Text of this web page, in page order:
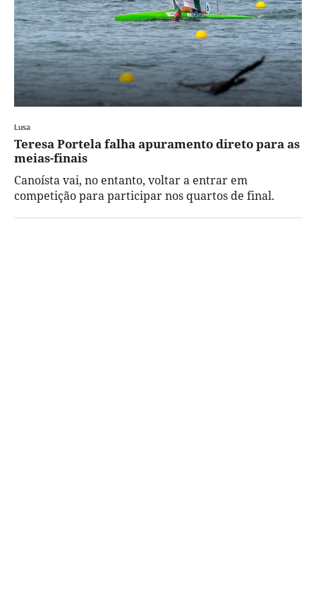
Lusa
Teresa Portela falha apuramento direto para as
meias-finais
Canoísta vai, no entanto, voltar a entrar em
competição para participar nos quartos de final.